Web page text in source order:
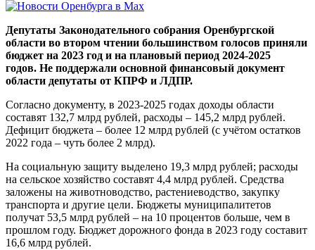
Депутаты Законодательного собрания Оренбургской
области во втором чтении большинством голосов приняли
бюджет на 2023 год и на плановый период 2024-2025
годов. Не поддержали основной финансовый документ
области депутаты от КПРФ и ЛДПР.
Согласно документу, в 2023-2025 годах доходы области
составят 132,7 млрд рублей, расходы – 145,2 млрд рублей.
Дефицит бюджета – более 12 млрд рублей (с учётом остатков
2022 года – чуть более 2 млрд).
На социальную защиту выделено 19,3 млрд рублей; расходы
на сельское хозяйство составят 4,4 млрд рублей. Средства
заложены на животноводство, растениеводство, закупку
транспорта и другие цели. Бюджеты муниципалитетов
получат 53,5 млрд рублей – на 10 процентов больше, чем в
прошлом году. Бюджет дорожного фонда в 2023 году составит
16,6 млрд рублей.